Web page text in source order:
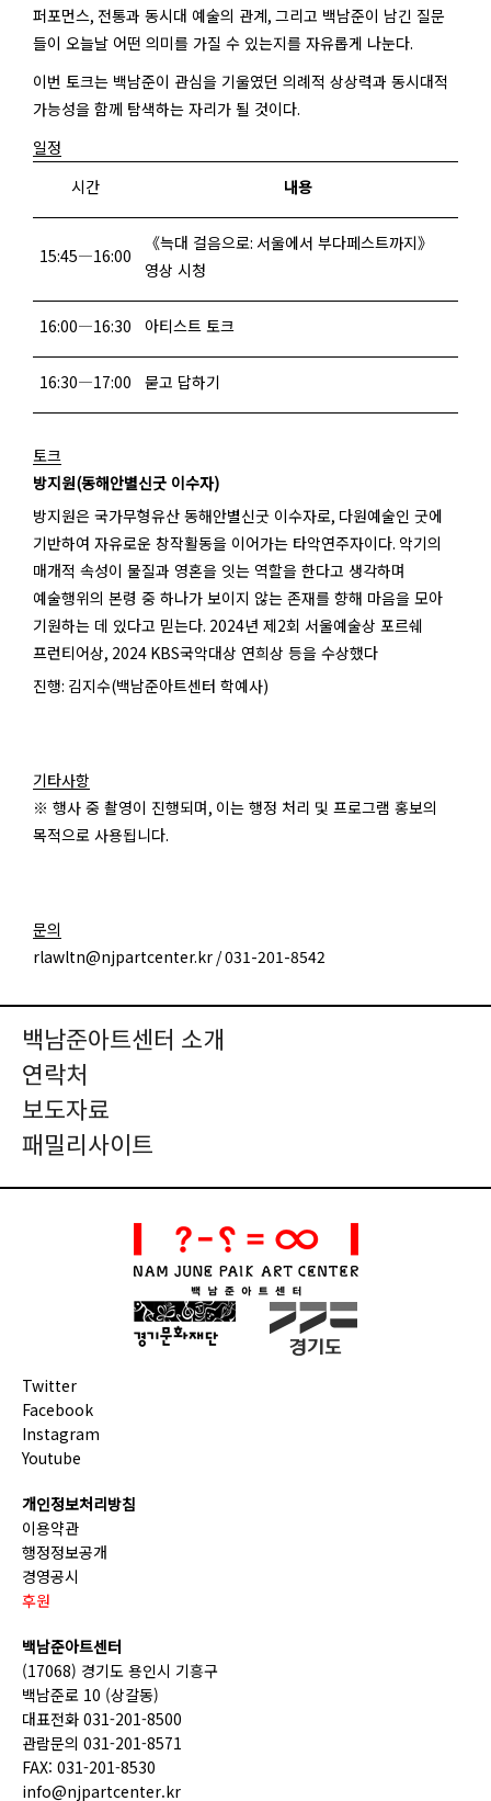
퍼포먼스, 전통과 동시대 예술의 관계, 그리고 백남준이 남긴 질문
들이 오늘날 어떤 의미를 가질 수 있는지를 자유롭게 나눈다.
이번 토크는 백남준이 관심을 기울였던 의례적 상상력과 동시대적
가능성을 함께 탐색하는 자리가 될 것이다.
일정
시간
내용
15:45―16:00
《늑대 걸음으로: 서울에서 부다페스트까지》
영상 시청
16:00―16:30 아티스트 토크
16:30―17:00 묻고 답하기
토크
방지원(동해안별신굿 이수자)
방지원은 국가무형유산 동해안별신굿 이수자로, 다원예술인 굿에
기반하여 자유로운 창작활동을 이어가는 타악연주자이다. 악기의
매개적 속성이 물질과 영혼을 잇는 역할을 한다고 생각하며
예술행위의 본령 중 하나가 보이지 않는 존재를 향해 마음을 모아
기원하는 데 있다고 믿는다. 2024년 제2회 서울예술상 포르쉐
프런티어상, 2024 KBS국악대상 연희상 등을 수상했다
진행: 김지수(백남준아트센터 학예사)
기타사항
※ 행사 중 촬영이 진행되며, 이는 행정 처리 및 프로그램 홍보의
목적으로 사용됩니다.
문의
rlawltn@njpartcenter.kr / 031-201-8542
백남준아트센터 소개
연락처
보도자료
패밀리사이트
Twitter
Facebook
Instagram
Youtube
개인정보처리방침
이용약관
행정정보공개
경영공시
후원
백남준아트센터
(17068) 경기도 용인시 기흥구
백남준로 10 (상갈동)
대표전화 031-201-8500
관람문의 031-201-8571
FAX: 031-201-8530
info@njpartcenter.kr